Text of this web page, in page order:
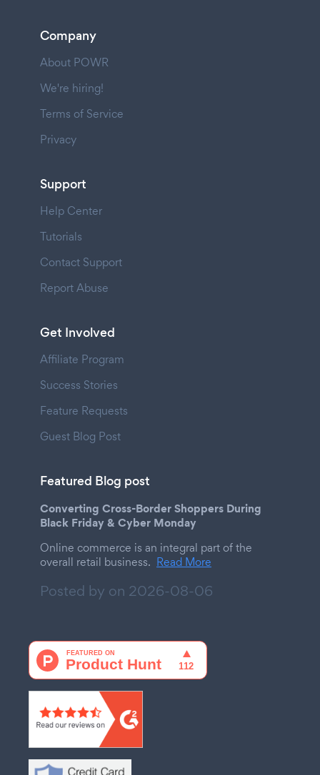
Company
About POWR
We're hiring!
Terms of Service
Privacy
Support
Help Center
Tutorials
Contact Support
Report Abuse
Get Involved
Affiliate Program
Success Stories
Feature Requests
Guest Blog Post
Featured Blog post
Converting Cross-Border Shoppers During
Black Friday & Cyber Monday
Online commerce is an integral part of the
overall retail business. Read More
Posted by on 2026-08-06